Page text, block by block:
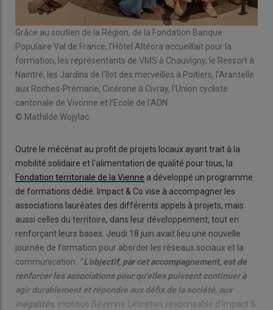
Grâce au soutien de la Région, de la Fondation Banque
Populaire Val de France, l'Hôtel Altéora accueillait pour la
formation, les représentants de VMS à Chauvigny, le Ressort à
Naintré, les Jardins de l'îlot des merveilles à Poitiers, l'Arantelle
aux Roches-Prémarie, Cicérone à Civray, l'Union cycliste
cantonale de Vivonne et l'Ecole de l'ADN.
© Mathilde Wojylac
Outre le mécénat au profit de projets locaux ayant trait à la
mobilité solidaire et l'alimentation de qualité pour tous, la
Fondation territoriale de la Vienne a développé un programme
de formations dédié. Impact & Co vise à accompagner les
associations lauréates des différents appels à projets, mais
aussi celles du territoire, dans leur développement, tout en
renforçant leurs bases. Jeudi 18 juin avait lieu une nouvelle
journée de formation pour aborder les réseaux sociaux et la
communication. " L'objectif, par cet accompagnement, est de
renforcer les associations pour qu'elles puissent continuer à
agir durablement et répondre aux défis de la société, aux
inégalités, explique Séverine Lebreton, responsable d'Impact &